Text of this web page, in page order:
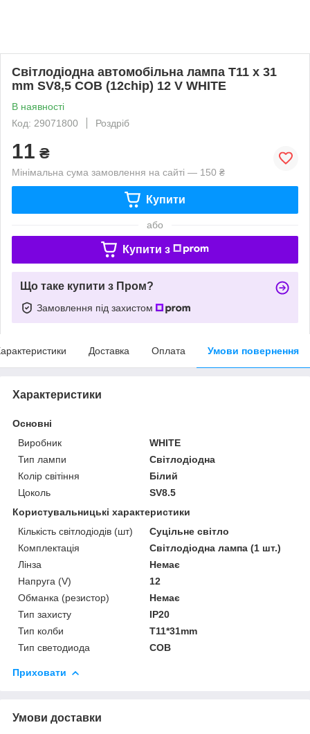
Світлодіодна автомобільна лампа T11 x 31
mm SV8,5 COB (12chip) 12 V WHITE
В наявності
Код: 29071800
Роздріб
11 ₴
Мінімальна сума замовлення на сайті — 150 ₴
Купити
або
Купити з
Що таке купити з Пром?
Замовлення під захистом
Доставка Оплата Умови повернення
Характеристики
Основні
Виробник
WHITE
Тип лампи
Світлодіодна
Колір світіння
Білий
Цоколь
SV8.5
Користувальницькі характеристики
Кількість світлодіодів (шт)
Суцільне світло
Комплектація
Світлодіодна лампа (1 шт.)
Лінза
Немає
Напруга (V)
12
Обманка (резистор)
Немає
Тип захисту
IP20
Тип колби
T11*31mm
Тип светодиода
COB
Приховати
Умови доставки